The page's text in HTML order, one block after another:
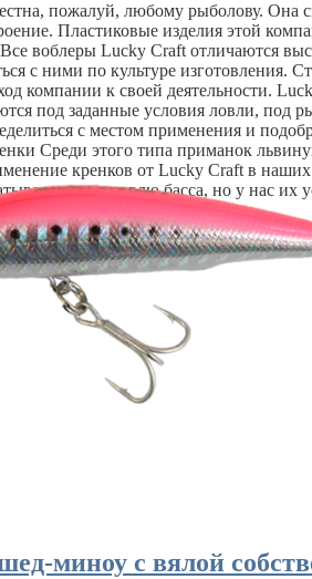
пожалуй, любому рыболову. Она
Пластиковые изделия этой
воблеры Lucky Craft отличаются
с ними по культуре
компании к своей деятельности.
под заданные условия ловли,
с местом применения и
Среди этого типа приманок
кренков от Lucky Craft в
под ловлю басса, но у нас
миноу с вялой